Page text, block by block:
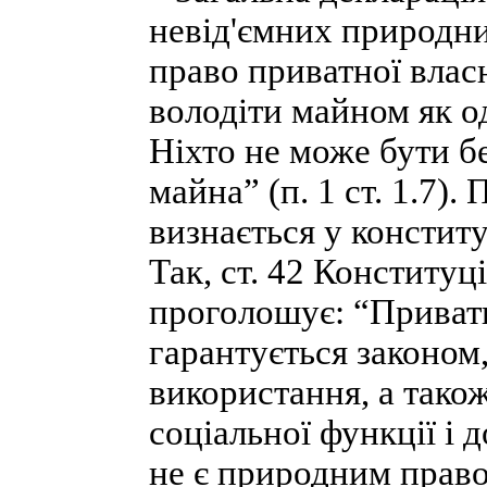
невід'ємних
право приватної
володіти майном як
Ніхто не може бути
майна” (п. 1 ст. 1.7).
визнається у
Так, ст. 42
проголошує:
гарантується
використання, а
соціальної функції і
не є природним